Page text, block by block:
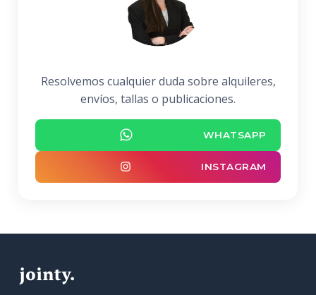
Resolvemos cualquier duda sobre alquileres,
envíos, tallas o publicaciones.
WHATSAPP
INSTAGRAM